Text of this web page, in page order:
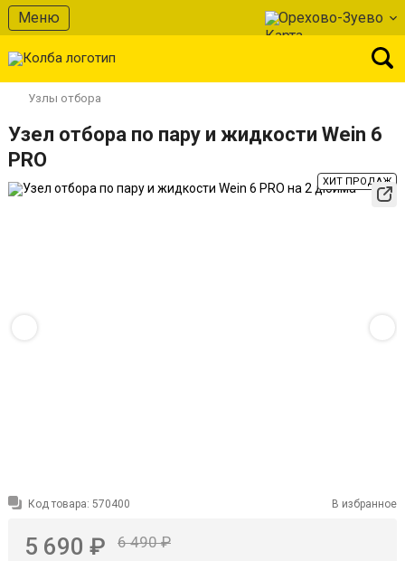
Меню Орехово-Зуево
Узлы отбора
Узел отбора по пару и жидкости Wein 6
PRO
ХИТ ПРОДАЖ
Код товара: 570400 В избранное
5 690 ₽ 6 490 ₽